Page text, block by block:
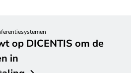
op DICENTIS om de
in